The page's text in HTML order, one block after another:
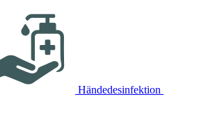
Händedesinfektion